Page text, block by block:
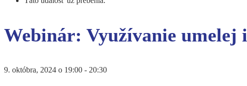
Webinár: Využívanie umelej
9. októbra, 2024 o 19:00 - 20:30